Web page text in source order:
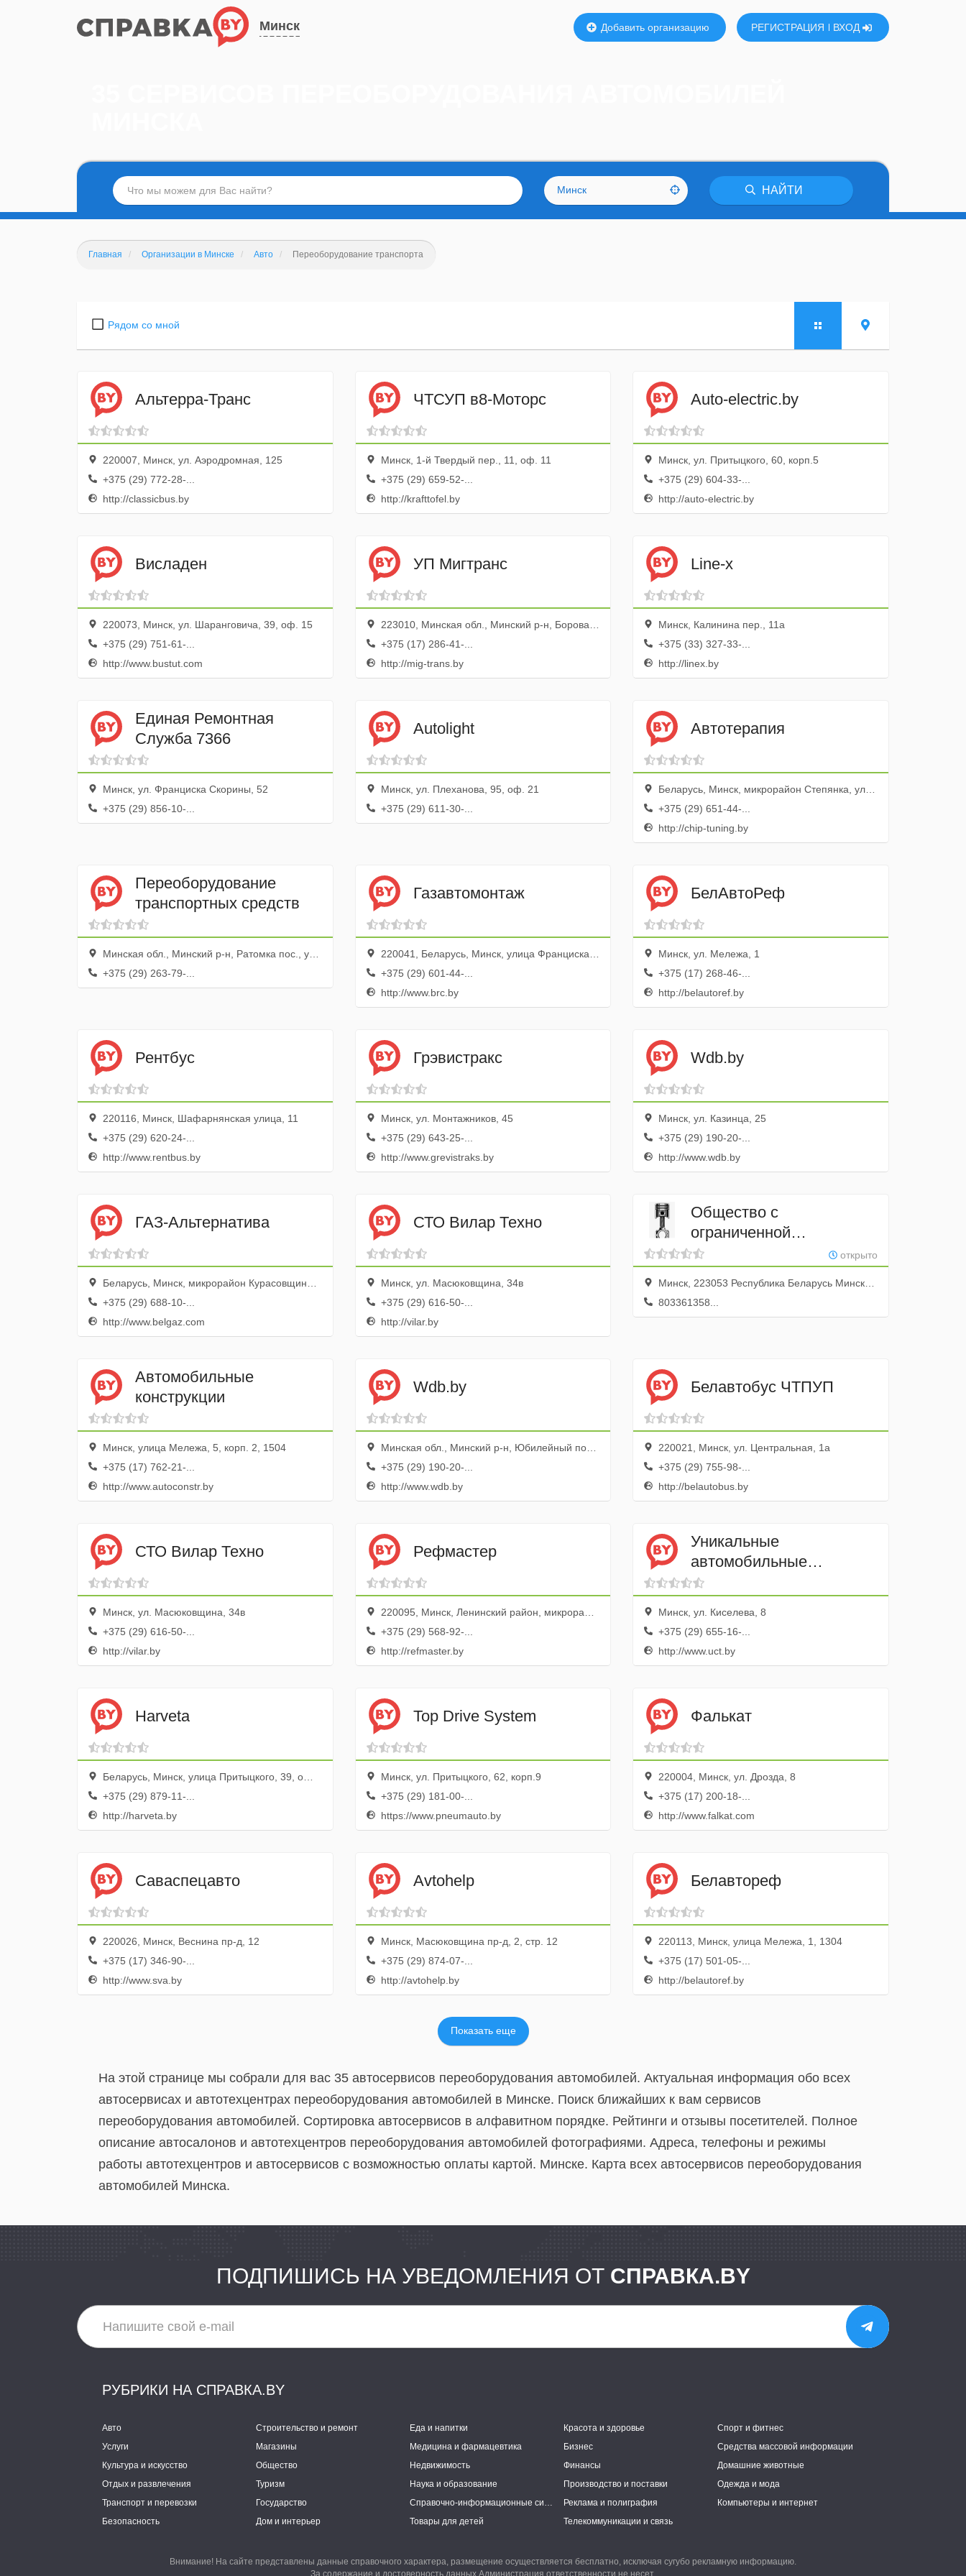
Минск Добавить организацию РЕГИСТРАЦИЯ ВХОД
Минск НАЙТИ
Главная Организации в Минске Авто Переоборудование транспорта
Рядом со мной
Альтерра-Транс
220007, Минск, ул. Аэродромная, 125
+375 (29) 772-28-...
http://classicbus.by
ЧТСУП в8-Моторс
Минск, 1-й Твердый пер., 11, оф. 11
+375 (29) 659-52-...
http://krafttofel.by
Auto-electric.by
Минск, ул. Притыцкого, 60, корп.5
+375 (29) 604-33-...
http://auto-electric.by
Висладен
220073, Минск, ул. Шаранговича, 39, оф. 15
+375 (29) 751-61-...
http://www.bustut.com
УП Мигтранс
223010, Минская обл., Минский р-н, Боровая дер., тер. стадиона Заря
+375 (17) 286-41-...
http://mig-trans.by
Line-x
Минск, Калинина пер., 11а
+375 (33) 327-33-...
http://linex.by
Единая Ремонтная
Служба 7366
Минск, ул. Франциска Скорины, 52
+375 (29) 856-10-...
Аutolight
Минск, ул. Плеханова, 95, оф. 21
+375 (29) 611-30-...
Автотерапия
Беларусь, Минск, микрорайон Степянка, улица Карвата, 89
+375 (29) 651-44-...
http://chip-tuning.by
Переоборудование
транспортных средств
Минская обл., Минский р-н, Ратомка пос., ул. Зеленая, 22
+375 (29) 263-79-...
Газавтомонтаж
220041, Беларусь, Минск, улица Франциска Скорины, 52к3, 2 этаж
+375 (29) 601-44-...
http://www.brc.by
БелАвтоРеф
Минск, ул. Мележа, 1
+375 (17) 268-46-...
http://belautoref.by
Рентбус
220116, Минск, Шафарнянская улица, 11
+375 (29) 620-24-...
http://www.rentbus.by
Грэвистракс
Минск, ул. Монтажников, 45
+375 (29) 643-25-...
http://www.grevistraks.by
Wdb.by
Минск, ул. Казинца, 25
+375 (29) 190-20-...
http://www.wdb.by
ГАЗ-Альтернатива
Беларусь, Минск, микрорайон Курасовщина, Брестская улица, 34
+375 (29) 688-10-...
http://www.belgaz.com
СТО Вилар Техно
Минск, ул. Масюковщина, 34в
+375 (29) 616-50-...
http://vilar.by
Общество с
ограниченной
ответственностью
«ИнтерДизельСервис»
открыто
Минск, 223053 Республика Беларусь Минский район посёлок Боровая Судейский домик комната 4, комната 4
803361358...
Автомобильные
конструкции
Минск, улица Мележа, 5, корп. 2, 1504
+375 (17) 762-21-...
http://www.autoconstr.by
Wdb.by
Минская обл., Минский р-н, Юбилейный пос., ул. Коммунальная, 4
+375 (29) 190-20-...
http://www.wdb.by
Белавтобус ЧТПУП
220021, Минск, ул. Центральная, 1а
+375 (29) 755-98-...
http://belautobus.by
СТО Вилар Техно
Минск, ул. Масюковщина, 34в
+375 (29) 616-50-...
http://vilar.by
Рефмастер
220095, Минск, Ленинский район, микрорайон Серебрянка, улица Гуляма Якубова, 82, ком 10 15 этаж
+375 (29) 568-92-...
http://refmaster.by
Уникальные
автомобильные
технологии
Минск, ул. Киселева, 8
+375 (29) 655-16-...
http://www.uct.by
Harveta
Беларусь, Минск, улица Притыцкого, 39, оф. 12Н
+375 (29) 879-11-...
http://harveta.by
Top Drive System
Минск, ул. Притыцкого, 62, корп.9
+375 (29) 181-00-...
https://www.pneumauto.by
Фалькат
220004, Минск, ул. Дрозда, 8
+375 (17) 200-18-...
http://www.falkat.com
Саваспецавто
220026, Минск, Веснина пр-д, 12
+375 (17) 346-90-...
http://www.sva.by
Аvtohelp
Минск, Масюковщина пр-д, 2, стр. 12
+375 (29) 874-07-...
http://avtohelp.by
Белавтореф
220113, Минск, улица Мележа, 1, 1304
+375 (17) 501-05-...
http://belautoref.by
Показать еще
На этой странице мы собрали для вас 35 автосервисов переоборудования автомобилей. Актуальная информация обо всех
автосервисах и автотехцентрах переоборудования автомобилей в Минске. Поиск ближайших к вам сервисов
переоборудования автомобилей. Сортировка автосервисов в алфавитном порядке. Рейтинги и отзывы посетителей. Полное
описание автосалонов и автотехцентров переоборудования автомобилей фотографиями. Адреса, телефоны и режимы
работы автотехцентров и автосервисов с возможностью оплаты картой. Минске. Карта всех автосервисов переоборудования
автомобилей Минска.
ПОДПИШИСЬ НА УВЕДОМЛЕНИЯ ОТ СПРАВКА.BY
РУБРИКИ НА СПРАВКА.BY
Авто Строительство и ремонт Еда и напитки Красота и здоровье
Спорт и фитнес
Услуги
Магазины Медицина и фармацевтика Бизнес
Средства массовой информации
Культура и искусство
Общество Недвижимость Финансы
Домашние животные
Отдых и развлечения
Туризм Наука и образование Производство и поставки
Одежда и мода
Транспорт и перевозки
Государство Справочно-информационные системы Реклама и полиграфия
Компьютеры и интернет
Безопасность
Дом и интерьер Товары для детей Телекоммуникации и связь
Внимание! На сайте представлены данные справочного характера, размещение осуществляется бесплатно, исключая сугубо рекламную информацию.
За содержание и достоверность данных Администрация ответственности не несет.